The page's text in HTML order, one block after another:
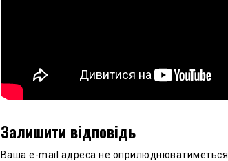
Залишити відповідь
Ваша e-mail адреса не оприлюднюватиметься.